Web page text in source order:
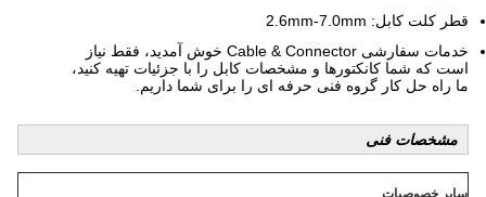
قطر کلت کابل: 2.6mm-7.0mm
خدمات سفارشی Cable & Connector خوش آمدید، فقط نیاز
است که شما کانکتورها و مشخصات کابل را با جزئیات تهیه کنید،
ما راه حل کار گروه فنی حرفه ای را برای شما داریم.
مشخصات فنی
سایر خصوصیات